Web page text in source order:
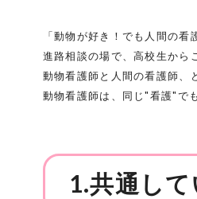
「動物が好き！でも人間の看
進路相談の場で、高校生から
動物看護師と人間の看護師、
動物看護師は、同じ"看護"で
1.共通し